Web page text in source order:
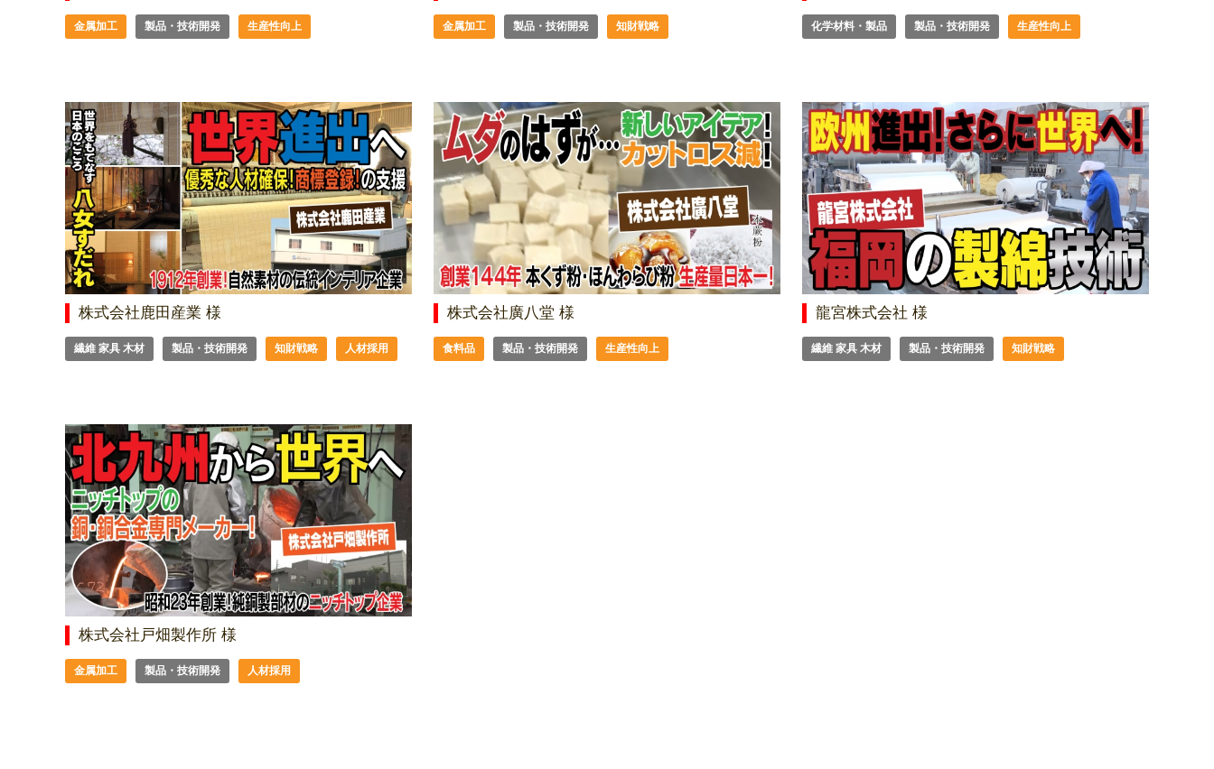
金属加工 製品・技術開発 生産性向上 金属加工 製品・技術開発 知財戦略 化学材料・製品 製品・技術開発 生産性向上
株式会社鹿田産業 様
繊維 家具 木材 製品・技術開発 知財戦略 人材採用
株式会社廣八堂 様
食料品 製品・技術開発 生産性向上
龍宮株式会社 様
繊維 家具 木材 製品・技術開発 知財戦略
株式会社戸畑製作所 様
金属加工 製品・技術開発 人材採用